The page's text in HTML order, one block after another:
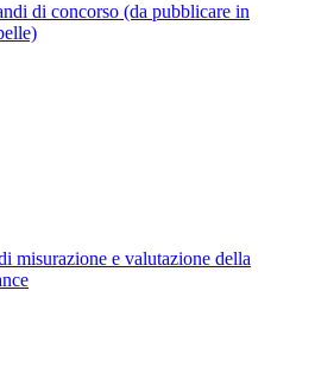
di concorso (da pubblicare in
misurazione e valutazione della